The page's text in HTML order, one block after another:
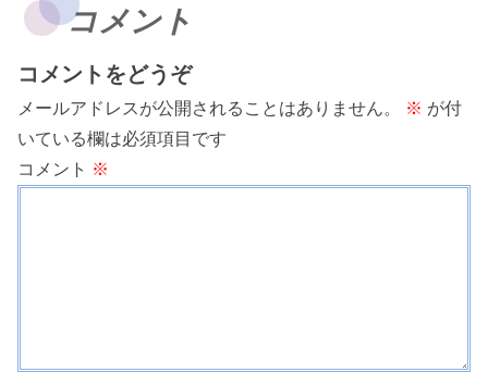
コメント
コメントをどうぞ
メールアドレスが公開されることはありません。 ※ が付
いている欄は必須項目です
コメント ※